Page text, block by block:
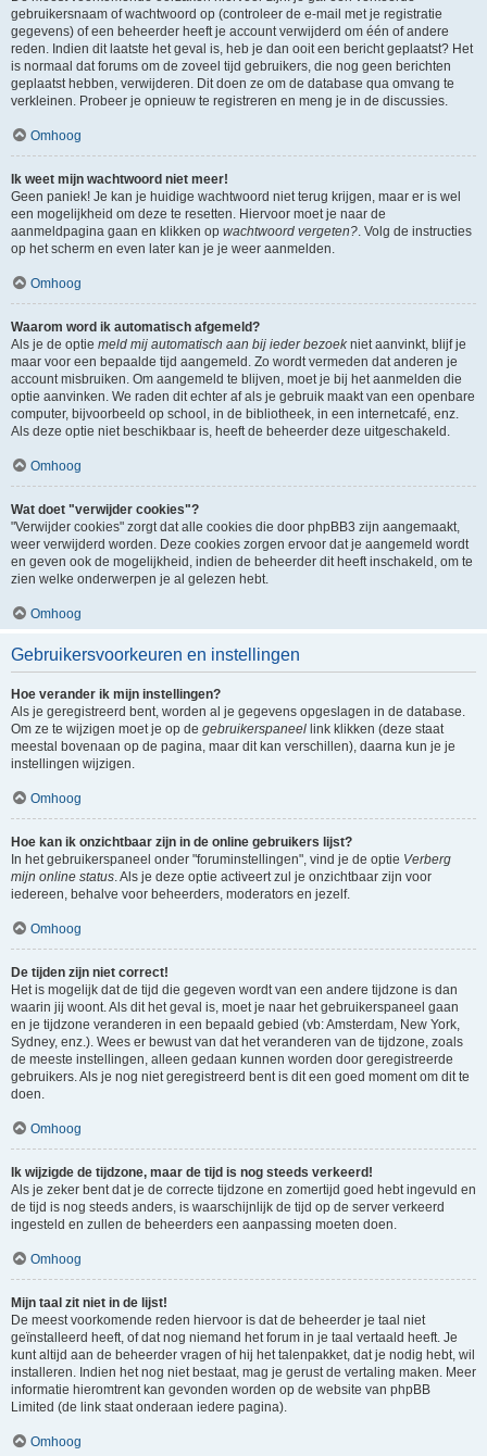
gebruikersnaam of wachtwoord op (controleer de e-mail met je registratie
gegevens) of een beheerder heeft je account verwijderd om één of andere
reden. Indien dit laatste het geval is, heb je dan ooit een bericht geplaatst? Het
is normaal dat forums om de zoveel tijd gebruikers, die nog geen berichten
geplaatst hebben, verwijderen. Dit doen ze om de database qua omvang te
verkleinen. Probeer je opnieuw te registreren en meng je in de discussies.
Omhoog
Ik weet mijn wachtwoord niet meer!
Geen paniek! Je kan je huidige wachtwoord niet terug krijgen, maar er is wel
een mogelijkheid om deze te resetten. Hiervoor moet je naar de
aanmeldpagina gaan en klikken op wachtwoord vergeten? . Volg de instructies
op het scherm en even later kan je je weer aanmelden.
Omhoog
Waarom word ik automatisch afgemeld?
Als je de optie meld mij automatisch aan bij ieder bezoekniet aanvinkt, blijf je
maar voor een bepaalde tijd aangemeld. Zo wordt vermeden dat anderen je
account misbruiken. Om aangemeld te blijven, moet je bij het aanmelden die
optie aanvinken. We raden dit echter af als je gebruik maakt van een openbare
computer, bijvoorbeeld op school, in de bibliotheek, in een internetcafé, enz.
Als deze optie niet beschikbaar is, heeft de beheerder deze uitgeschakeld.
Omhoog
Wat doet "verwijder cookies"?
"Verwijder cookies" zorgt dat alle cookies die door phpBB3 zijn aangemaakt,
weer verwijderd worden. Deze cookies zorgen ervoor dat je aangemeld wordt
en geven ook de mogelijkheid, indien de beheerder dit heeft inschakeld, om te
zien welke onderwerpen je al gelezen hebt.
Omhoog
Gebruikersvoorkeuren en instellingen
Hoe verander ik mijn instellingen?
Als je geregistreerd bent, worden al je gegevens opgeslagen in de database.
Om ze te wijzigen moet je op de gebruikerspaneel link klikken (deze staat
meestal bovenaan op de pagina, maar dit kan verschillen), daarna kun je je
instellingen wijzigen.
Omhoog
Hoe kan ik onzichtbaar zijn in de online gebruikers lijst?
In het gebruikerspaneel onder "foruminstellingen", vind je de optie Verberg
mijn online status . Als je deze optie activeert zul je onzichtbaar zijn voor
iedereen, behalve voor beheerders, moderators en jezelf.
Omhoog
De tijden zijn niet correct!
Het is mogelijk dat de tijd die gegeven wordt van een andere tijdzone is dan
waarin jij woont. Als dit het geval is, moet je naar het gebruikerspaneel gaan
en je tijdzone veranderen in een bepaald gebied (vb: Amsterdam, New York,
Sydney, enz.). Wees er bewust van dat het veranderen van de tijdzone, zoals
de meeste instellingen, alleen gedaan kunnen worden door geregistreerde
gebruikers. Als je nog niet geregistreerd bent is dit een goed moment om dit te
doen.
Omhoog
Ik wijzigde de tijdzone, maar de tijd is nog steeds verkeerd!
Als je zeker bent dat je de correcte tijdzone en zomertijd goed hebt ingevuld en
de tijd is nog steeds anders, is waarschijnlijk de tijd op de server verkeerd
ingesteld en zullen de beheerders een aanpassing moeten doen.
Omhoog
Mijn taal zit niet in de lijst!
De meest voorkomende reden hiervoor is dat de beheerder je taal niet
geïnstalleerd heeft, of dat nog niemand het forum in je taal vertaald heeft. Je
kunt altijd aan de beheerder vragen of hij het talenpakket, dat je nodig hebt, wil
installeren. Indien het nog niet bestaat, mag je gerust de vertaling maken. Meer
informatie hieromtrent kan gevonden worden op de website van phpBB
Limited (de link staat onderaan iedere pagina).
Omhoog